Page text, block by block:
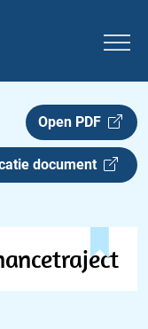
Open PDF
document